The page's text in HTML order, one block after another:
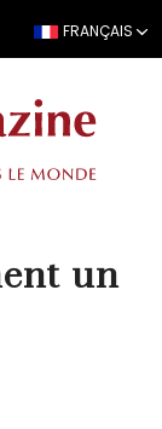
FRANÇAIS
un